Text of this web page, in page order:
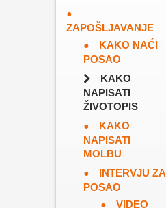
ZAPOŠLJAVANJE
KAKO NAĆI
POSAO
KAKO
NAPISATI
ŽIVOTOPIS
KAKO
NAPISATI
MOLBU
INTERVJU ZA
POSAO
VIDEO